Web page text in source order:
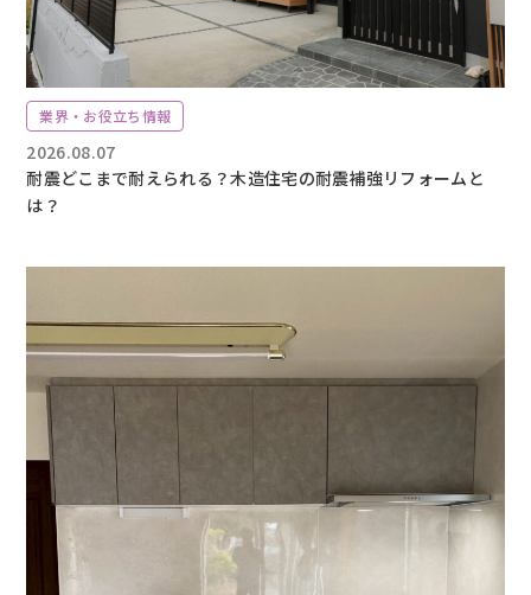
業界・お役立ち情報
2026.08.07
耐震どこまで耐えられる？木造住宅の耐震補強リフォームと
は？